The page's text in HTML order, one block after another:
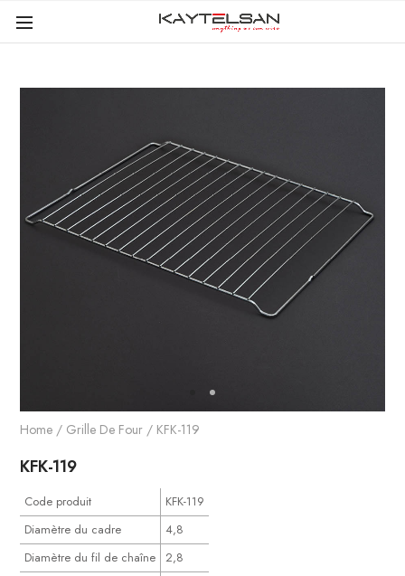
Home / Grille De Four / KFK-119
KFK-119
Code produit
KFK-119
Diamètre du cadre
4,8
Diamètre du fil de chaîne
2,8